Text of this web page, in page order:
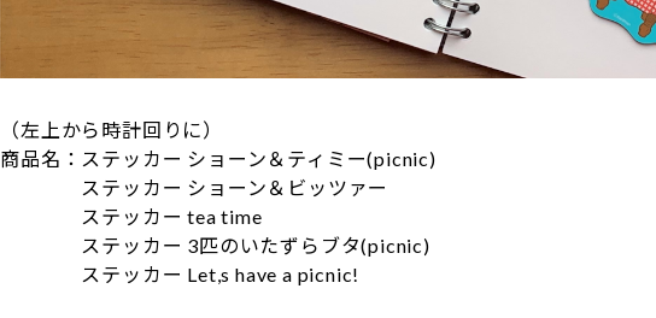
（左上から時計回りに）
商品名：ステッカー ショーン＆ティミー(picnic)
ステッカー ショーン＆ビッツァー
ステッカー tea time
ステッカー 3匹のいたずらブタ(picnic)
ステッカー Let,s have a picnic!